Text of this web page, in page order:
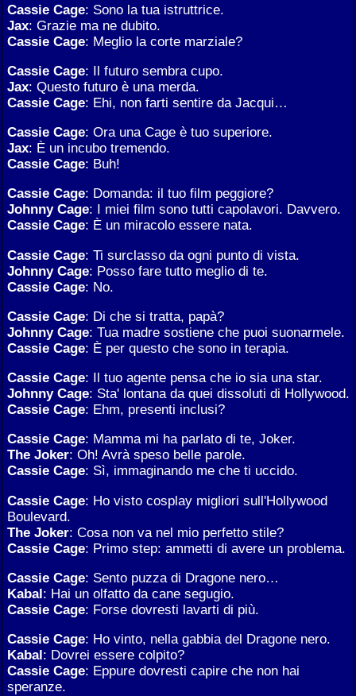
Cassie Cage: Sono la tua istruttrice.
Jax: Grazie ma ne dubito.
Cassie Cage: Meglio la corte marziale?
Cassie Cage: Il futuro sembra cupo.
Jax: Questo futuro è una merda.
Cassie Cage: Ehi, non farti sentire da Jacqui…
Cassie Cage: Ora una Cage è tuo superiore.
Jax: È un incubo tremendo.
Cassie Cage: Buh!
Cassie Cage: Domanda: il tuo film peggiore?
Johnny Cage: I miei film sono tutti capolavori. Davvero.
Cassie Cage: È un miracolo essere nata.
Cassie Cage: Ti surclasso da ogni punto di vista.
Johnny Cage: Posso fare tutto meglio di te.
Cassie Cage: No.
Cassie Cage: Di che si tratta, papà?
Johnny Cage: Tua madre sostiene che puoi suonarmele.
Cassie Cage: È per questo che sono in terapia.
Cassie Cage: Il tuo agente pensa che io sia una star.
Johnny Cage: Sta' lontana da quei dissoluti di Hollywood.
Cassie Cage: Ehm, presenti inclusi?
Cassie Cage: Mamma mi ha parlato di te, Joker.
The Joker: Oh! Avrà speso belle parole.
Cassie Cage: Sì, immaginando me che ti uccido.
Cassie Cage: Ho visto cosplay migliori sull'Hollywood
Boulevard.
The Joker: Cosa non va nel mio perfetto stile?
Cassie Cage: Primo step: ammetti di avere un problema.
Cassie Cage: Sento puzza di Dragone nero…
Kabal: Hai un olfatto da cane segugio.
Cassie Cage: Forse dovresti lavarti di più.
Cassie Cage: Ho vinto, nella gabbia del Dragone nero.
Kabal: Dovrei essere colpito?
Cassie Cage: Eppure dovresti capire che non hai
speranze.